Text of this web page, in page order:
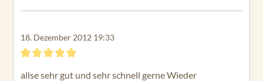
18. Dezember 2012 19:33
allse sehr gut und sehr schnell gerne Wieder